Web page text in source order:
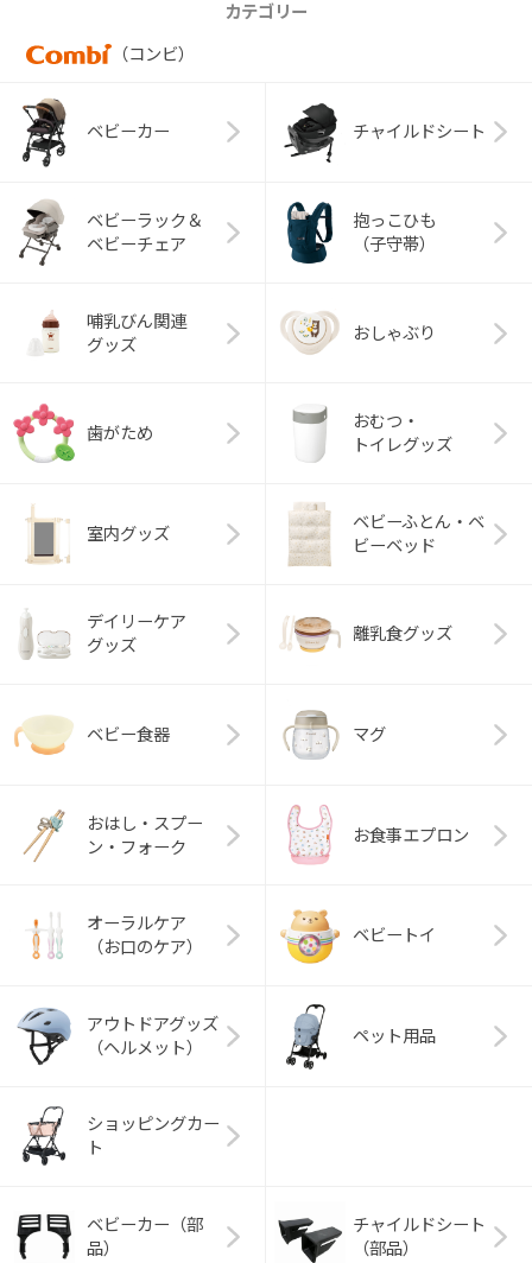
カテゴリー
（コンビ）
ベビーカー チャイルドシート
ベビーラック＆
ベビーチェア
抱っこひも
（子守帯）
哺乳びん関連
グッズ
おしゃぶり
歯がため
おむつ・
トイレグッズ
室内グッズ
ベビーふとん・ベ
ビーベッド
デイリーケア
グッズ
離乳食グッズ
ベビー食器 マグ
おはし・スプー
ン・フォーク
お食事エプロン
オーラルケア
（お口のケア）
ベビートイ
アウトドアグッズ
（ヘルメット）
ペット用品
ショッピングカー
ト
ベビーカー（部
品）
チャイルドシート
（部品）